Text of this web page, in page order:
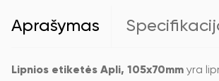
100
lapų,
Aprašymas
Lipnios etiketės Apli, 105x70mm yra